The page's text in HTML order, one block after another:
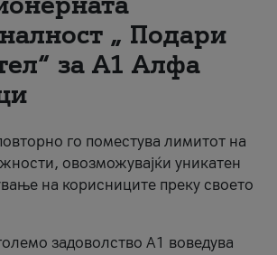
„ Подари
за А1 Алфа
го поместува лимитот на
овозможувајќи уникатен
на корисниците преку своето
задоволство А1 воведува